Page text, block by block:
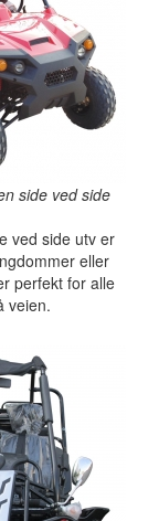
side ved side
ved side utv er
eller
perfekt for alle
veien.